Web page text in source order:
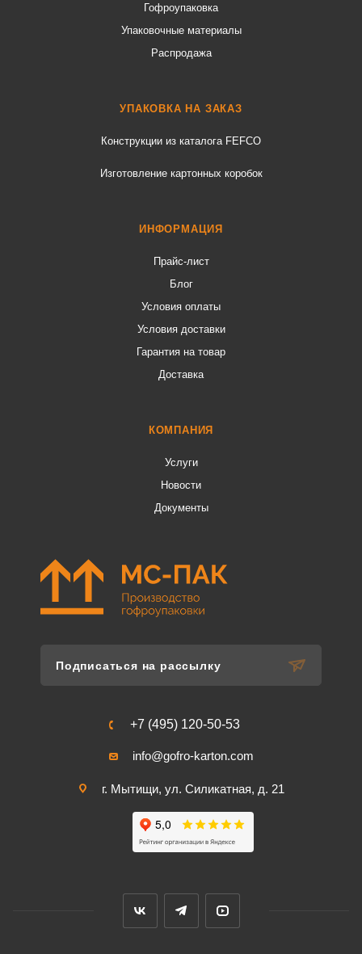
Гофроупаковка
Упаковочные материалы
Распродажа
УПАКОВКА НА ЗАКАЗ
Конструкции из каталога FEFCO
Изготовление картонных коробок
ИНФОРМАЦИЯ
Прайс-лист
Блог
Условия оплаты
Условия доставки
Гарантия на товар
Доставка
КОМПАНИЯ
Услуги
Новости
Документы
Подписаться на рассылку
+7 (495) 120-50-53
info@gofro-karton.com
г. Мытищи, ул. Силикатная, д. 21